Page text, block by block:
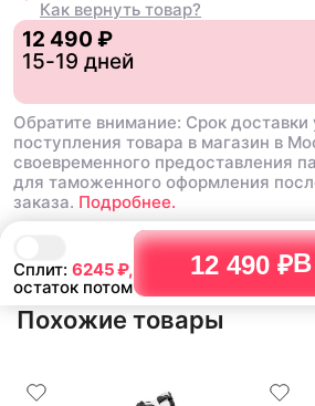
Сплит: 6245₽,
остаток потом
12 490 ₽В
Как вернуть товар?
12 490 ₽
15-19 дней
Обратите внимание: Срок доставки
поступления товара в магазин в
своевременного предоставления
для таможенного оформления
заказа. Подробнее.
Похожие товары